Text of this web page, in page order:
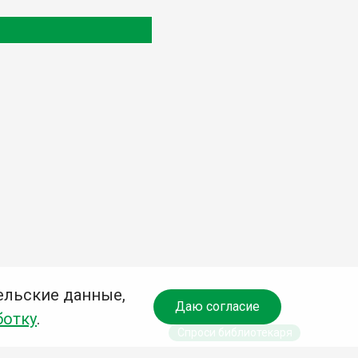
данные,
.
Даю согласие
Спроси библиотекаря